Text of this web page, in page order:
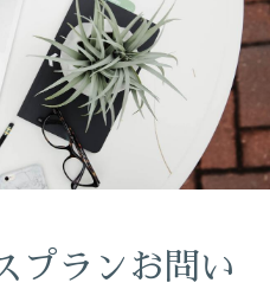
プランお問い